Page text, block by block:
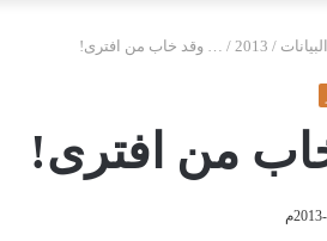
البيانات /
2013
/ … وقد خاب من افترى!
من افترى!